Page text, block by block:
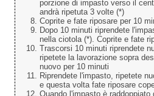
porzione di impasto verso il
andrà ripetuta 3 volte (*)
Coprite e fate riposare per 10
Dopo 10 minuti riprendete
nella ciotola (*). Coprite e fate
Trascorsi 10 minuti riprendete
ripetete la lavorazione sopra
nuovo per 10 minuti
Riprendete l'impasto, ripetete
e questa volta fate riposare
Quando l'impasto è raddoppiato